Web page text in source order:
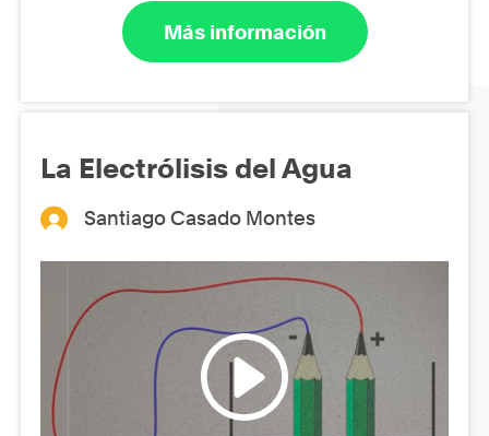
Más información
La Electrólisis del Agua
Santiago Casado Montes